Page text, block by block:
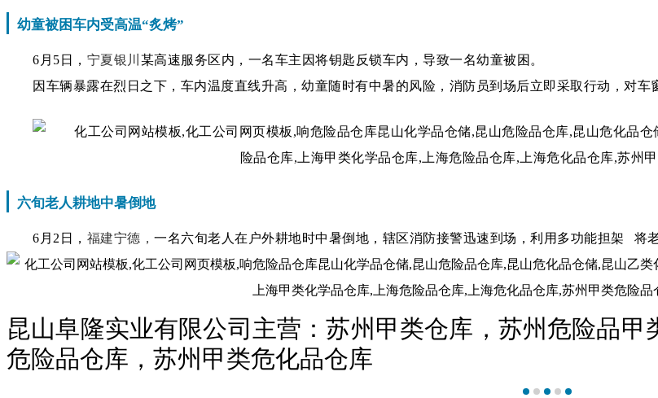
幼童被困车内受高温“炙烤”
6月5日， 宁夏银川某高速服务区内，一名车主因将钥匙反锁车内，导致一名幼童被困。
因车辆暴露在烈日之下，车内温度直线升高，幼童随时有中暑的风险，消防员到场后立即采取行动，对车
六旬老人耕地中暑倒地
6月2日， 福建宁德， 一名六旬老人在户外耕地时中暑倒地，辖区消防接警迅速到场， 利用 多功能担架 将
昆山阜隆实业有限公司主营：苏州甲类仓库，苏州危险品
危险品仓库，苏州甲类危化品仓库